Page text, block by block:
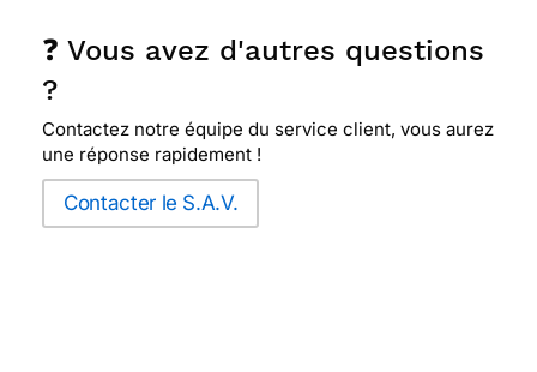
❓ Vous avez d'autres questions
?
Contactez notre équipe du service client, vous aurez
une réponse rapidement !
Contacter le S.A.V.